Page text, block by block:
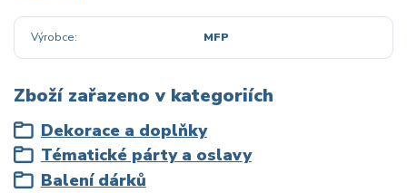
Výrobce MFP
Zboží zařazeno v kategoriích
Dekorace a doplňky
Tématické párty a oslavy
Balení dárků